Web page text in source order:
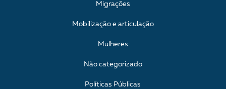
Migrações
Mobilização e articulação
Mulheres
Não categorizado
Políticas Públicas